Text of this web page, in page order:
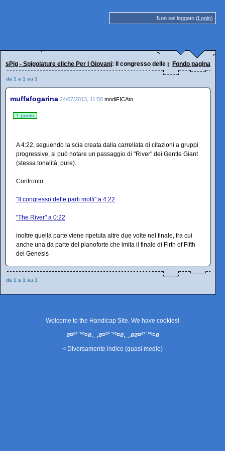
Non sei loggato (Login)
sPig - Spigolature eliche Per I Giovani: Il congresso delle parti molli
Fondo pagina
da 1 a 1 su 1
muffafogarina 24/07/2013, 11:58 modiFICAto
1 punto
A 4:22, seguendo la scia creata dalla carrellata di citazioni a gruppi
progressive, si può notare un passaggio di "River" dei Gentle Giant
(stessa tonalità, pure).
Confronto:
"Il congresso delle parti molli" a 4:22
"The River" a 0:22
inoltre quella parte viene ripetuta altre due volte nel finale, fra cui
anche una da parte del pianoforte che imita il finale di Firth of Fifth
dei Genesis
da 1 a 1 su 1
Welcome to the Handicap Site. We have cookies!
ø¤º°`°º¤ø,¸¸,ø¤º°`°º¤ø,¸¸,øø¤º°`°º¤ø
< Diversamente indice (quasi medio)